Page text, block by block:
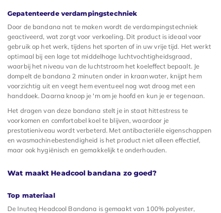
Gepatenteerde verdampingstechniek
Door de bandana nat te maken wordt de verdampingstechniek
geactiveerd, wat zorgt voor verkoeling. Dit product is ideaal voor
gebruik op het werk, tijdens het sporten of in uw vrije tijd. Het werkt
optimaal bij een lage tot middelhoge luchtvochtigheidsgraad,
waarbij het niveau van de luchtstroom het koeleffect bepaalt. Je
dompelt de bandana 2 minuten onder in kraanwater, knijpt hem
voorzichtig uit en veegt hem eventueel nog wat droog met een
handdoek. Daarna knoop je 'm om je hoofd en kun je er tegenaan.
Het dragen van deze bandana stelt je in staat hittestress te
voorkomen en comfortabel koel te blijven, waardoor je
prestatieniveau wordt verbeterd. Met antibacteriële eigenschappen
en wasmachinebestendigheid is het product niet alleen effectief,
maar ook hygiënisch en gemakkelijk te onderhouden.
Wat maakt Headcool bandana zo goed?
Top materiaal
De Inuteq Headcool Bandana is gemaakt van 100% polyester,